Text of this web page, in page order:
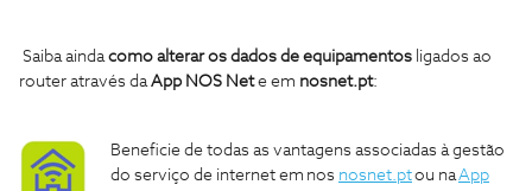
Saiba aindacomo alterar os dados de equipamentos ligados ao
router através daApp NOS Nete em nosnet.pt:
Beneficie de todas as vantagens associadas à gestão
do serviço de internet em nos nosnet.ptou naApp